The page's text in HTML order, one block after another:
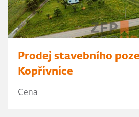
Prodej stavebního
Kopřivnice
Cena